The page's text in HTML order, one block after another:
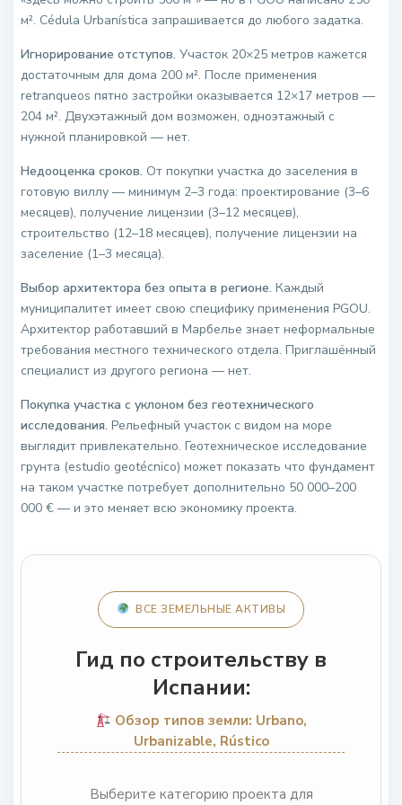
м². Cédula Urbanística запрашивается до любого задатка.
Игнорирование отступов. Участок 20×25 метров кажется
достаточным для дома 200 м². После применения
retranqueos пятно застройки оказывается 12×17 метров —
204 м². Двухэтажный дом возможен, одноэтажный с
нужной планировкой — нет.
Недооценка сроков. От покупки участка до заселения в
готовую виллу — минимум 2–3 года: проектирование (3–6
месяцев), получение лицензии (3–12 месяцев),
строительство (12–18 месяцев), получение лицензии на
заселение (1–3 месяца).
Выбор архитектора без опыта в регионе. Каждый
муниципалитет имеет свою специфику применения PGOU.
Архитектор работавший в Марбелье знает неформальные
требования местного технического отдела. Приглашённый
специалист из другого региона — нет.
Покупка участка с уклоном без геотехнического
исследования. Рельефный участок с видом на море
выглядит привлекательно. Геотехническое исследование
грунта (estudio geotécnico) может показать что фундамент
на таком участке потребует дополнительно 50 000–200
000 € — и это меняет всю экономику проекта.
ВСЕ ЗЕМЕЛЬНЫЕ АКТИВЫ
Гид по строительству в
Испании:
Обзор типов земли: Urbano,
Urbanizable, Rústico
Выберите категорию проекта для